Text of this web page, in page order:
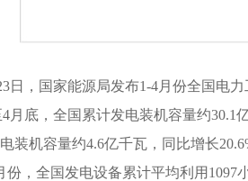
国家能源局发布1-4月份全国电力
，全国累计发电装机容量约30.1亿
装机容量约4.6亿千瓦，同比增长
全国发电设备累计平均利用1097小